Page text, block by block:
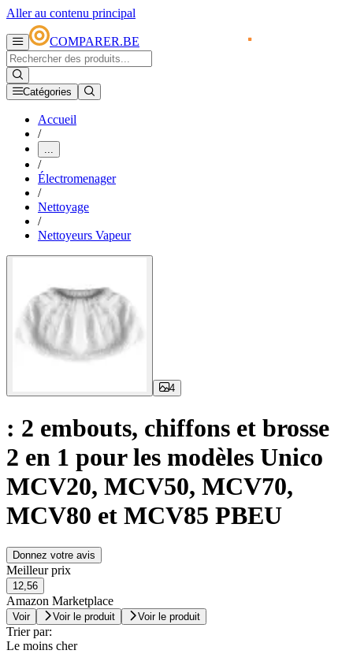
Aller au contenu principal
COMPARER.BE
Catégories
Accueil
/
...
/
Électromenager
/
Nettoyage
/
Nettoyeurs Vapeur
4
: 2 embouts, chiffons et brosse
2 en 1 pour les modèles Unico
MCV20, MCV50, MCV70,
MCV80 et MCV85 PBEU
Donnez votre avis
Meilleur prix
12,56
Amazon Marketplace
Voir Voir le produit Voir le produit
Trier par:
Le moins cher